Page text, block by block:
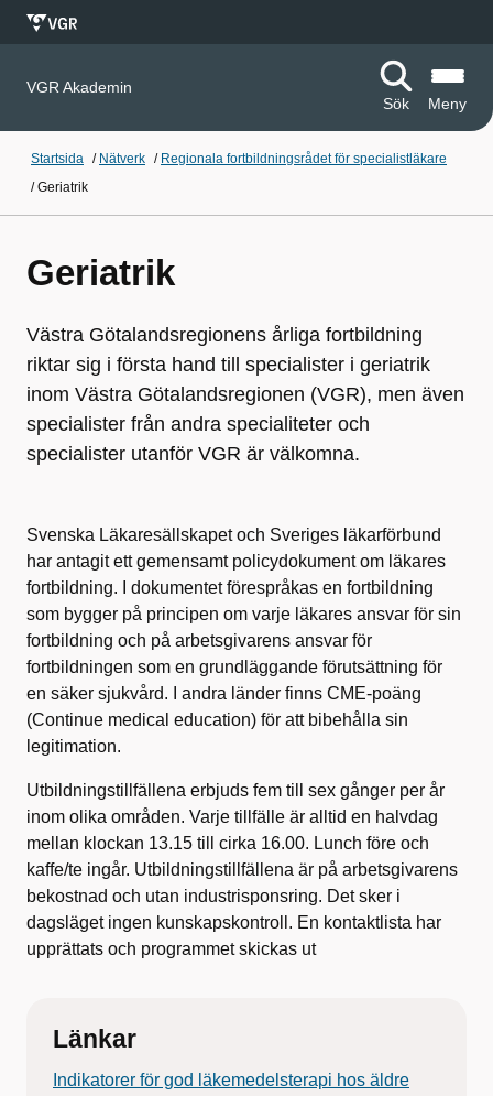
VGR Akademin
Sök
Meny
Startsida / Nätverk / Regionala fortbildningsrådet för specialistläkare
/Geriatrik
Geriatrik
Västra Götalandsregionens årliga fortbildning
riktar sig i första hand till specialister i geriatrik
inom Västra Götalandsregionen (VGR), men även
specialister från andra specialiteter och
specialister utanför VGR är välkomna.
Svenska Läkaresällskapet och Sveriges läkarförbund
har antagit ett gemensamt policydokument om läkares
fortbildning. I dokumentet förespråkas en fortbildning
som bygger på principen om varje läkares ansvar för sin
fortbildning och på arbetsgivarens ansvar för
fortbildningen som en grundläggande förutsättning för
en säker sjukvård. I andra länder finns CME-poäng
(Continue medical education) för att bibehålla sin
legitimation.
Utbildningstillfällena erbjuds fem till sex gånger per år
inom olika områden. Varje tillfälle är alltid en halvdag
mellan klockan 13.15 till cirka 16.00. Lunch före och
kaffe/te ingår. Utbildningstillfällena är på arbetsgivarens
bekostnad och utan industrisponsring. Det sker i
dagsläget ingen kunskapskontroll. En kontaktlista har
upprättats och programmet skickas ut
Länkar
Indikatorer för god läkemedelsterapi hos äldre